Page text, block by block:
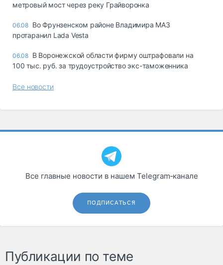
метровый мост через реку Грайворонка
06.08 Во Фрунзенском районе Владимира МАЗ
протаранил Lada Vesta
06.08 В Воронежской области фирму оштрафовали на
100 тыс. руб. за трудоустройство экс-таможенника
Все новости
Все главные новости в нашем Telegram‑канале
ПОДПИСАТЬСЯ
Публикации по теме